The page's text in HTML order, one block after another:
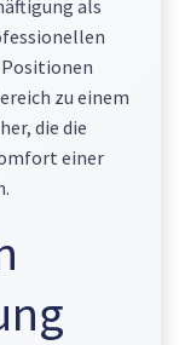
als
Positionen
zu einem
die die
einer